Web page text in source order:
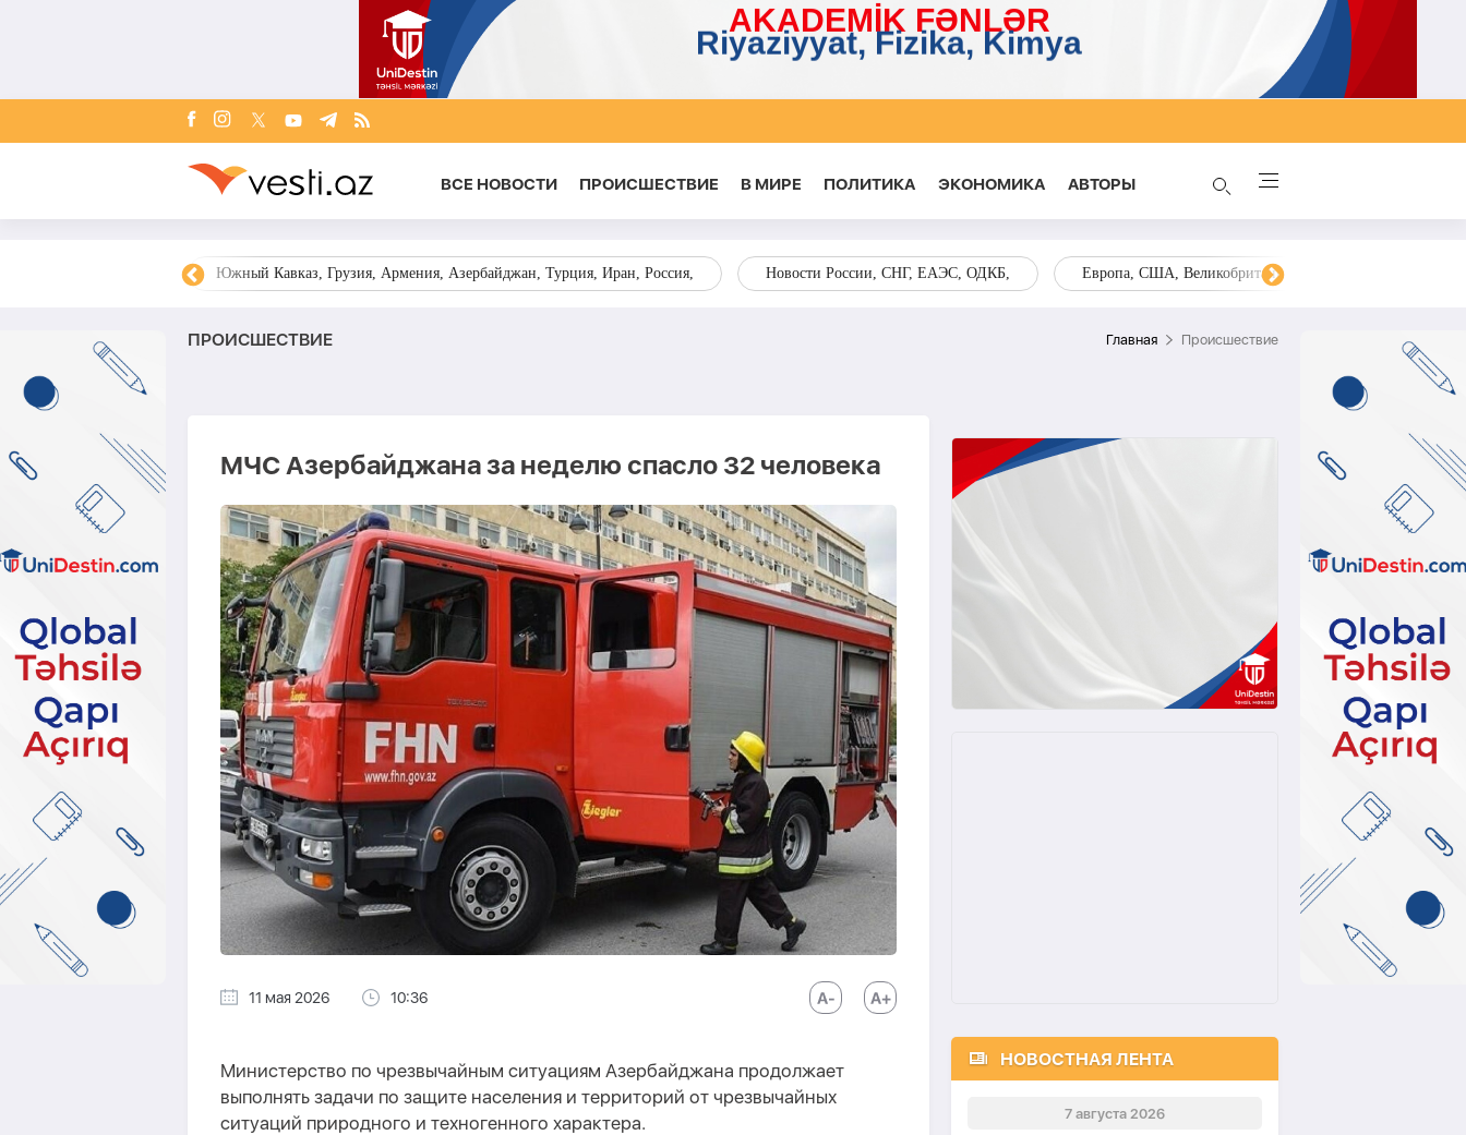
ВСЕ НОВОСТИ ПРОИСШЕСТВИЕ В МИРЕ ПОЛИТИКА ЭКОНОМИКА AВТОРЫ
Южный Кавказ, Грузия, Армения, Азербайджан, Турция, Иран, Россия, Новости России, СНГ, ЕАЭС, ОДКБ, Европа, США, Великобритания, Украина, Запад,
ПРОИСШЕСТВИЕ Главная Происшествие
МЧС Азербайджана за неделю спасло 32 человека
11 мая 2026 10:36
Министерство по чрезвычайным ситуациям Азербайджана продолжает
выполнять задачи по защите населения и территорий от чрезвычайных
ситуаций природного и техногенного характера.
НОВОСТНАЯ ЛЕНТА
7 августа 2026